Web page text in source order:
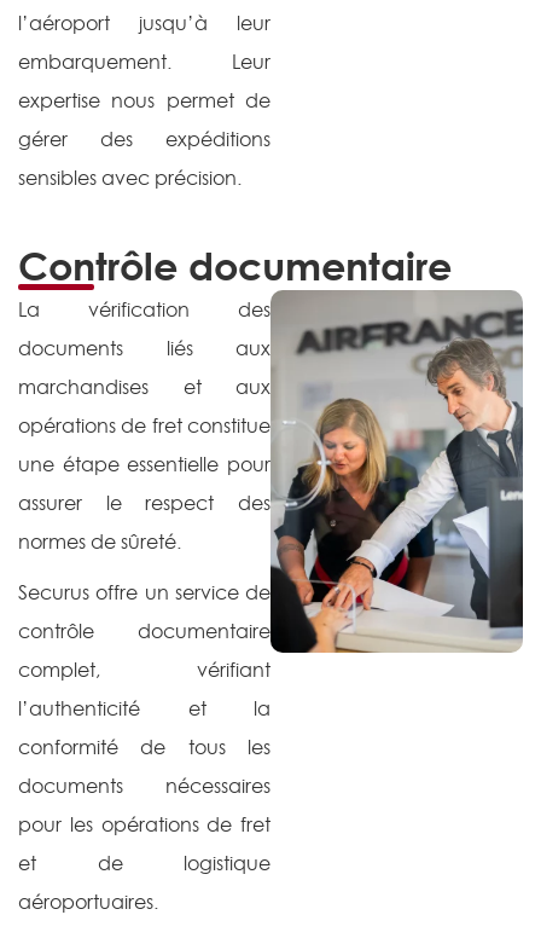
l’aéroport jusqu’à leur
embarquement. Leur
expertise nous permet de
gérer des expéditions
sensibles avec précision.
Contrôle documentaire
La vérification des
documents liés aux
marchandises et aux
opérations de fret constitue
une étape essentielle pour
assurer le respect des
normes de sûreté.
Securus offre un service de
contrôle documentaire
complet, vérifiant
l’authenticité et la
conformité de tous les
documents nécessaires
pour les opérations de fret
et de logistique
aéroportuaires.